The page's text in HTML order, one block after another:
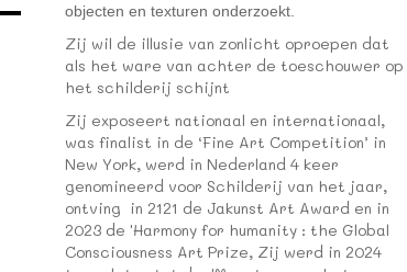
objecten en texturen onderzoekt.
Zij wil de illusie van zonlicht oproepen dat
als het ware van achter de toeschouwer op
het schilderij schijnt
Zij exposeert nationaal en internationaal,
was finalist in de ‘Fine Art Competition’ in
New York, werd in Nederland 4 keer
genomineerd voor Schilderij van het jaar,
ontving in 2121 de Jakunst Art Award en in
2023 de 'Harmony for humanity : the Global
Consciousness Art Prize, Zij werd in 2024